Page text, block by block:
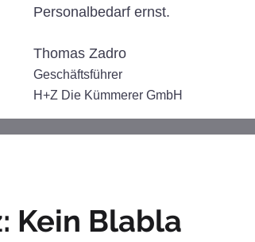
Personalbedarf ernst.
Thomas Zadro
Geschäftsführer
H+Z Die Kümmerer GmbH
Kein Blabla